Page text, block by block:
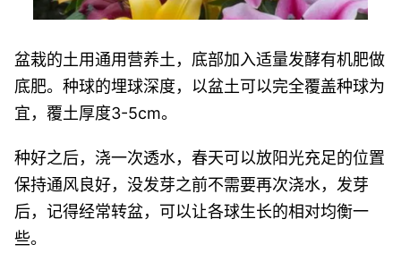
盆栽的土用通用营养土，底部加入适量发酵有机肥做
底肥。种球的埋球深度，以盆土可以完全覆盖种球为
宜，覆土厚度3-5cm。
种好之后，浇一次透水，春天可以放阳光充足的位置
保持通风良好，没发芽之前不需要再次浇水，发芽
后，记得经常转盆，可以让各球生长的相对均衡一
些。